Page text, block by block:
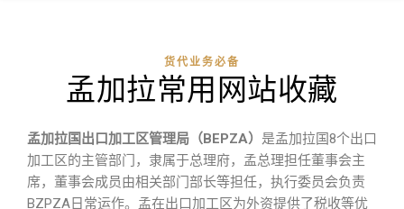
货代业务必备
孟加拉常用网站收藏
孟加拉国出口加工区管理局（BEPZA） 是孟加拉国8个出口
加工区的主管部门，隶属于总理府，孟总理担任董事会主
席，董事会成员由相关部门部长等担任，执行委员会负责
BZPZA日常运作。孟在出口加工区为外资提供了税收等优